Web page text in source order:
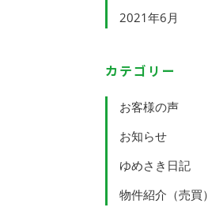
2021年6月
カテゴリー
お客様の声
お知らせ
ゆめさき日記
物件紹介（売買）